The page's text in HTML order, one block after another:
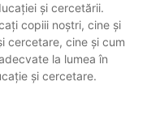
și cercetării.
copiii noștri, cine și
cercetare, cine și cum
la lumea în
și cercetare.